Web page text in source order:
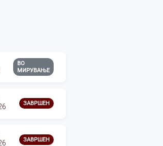
ВО
МИРУВАЊЕ
ЗАВРШЕН
ЗАВРШЕН